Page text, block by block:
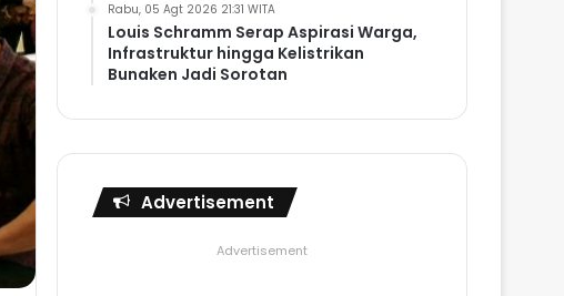
Rabu, 05 Agt 2026 21:31 WITA
Louis Schramm Serap Aspirasi Warga,
Infrastruktur hingga Kelistrikan
Bunaken Jadi Sorotan
Advertisement
Advertisement